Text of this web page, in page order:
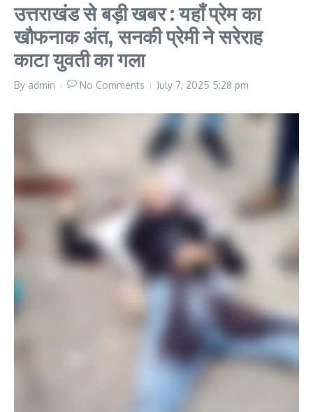
उत्तराखंड से बड़ी खबर : यहाँ प्रेम का
खौफनाक अंत, सनकी प्रेमी ने सरेराह
काटा युवती का गला
By admin No Comments July 7, 2025 5:28 pm